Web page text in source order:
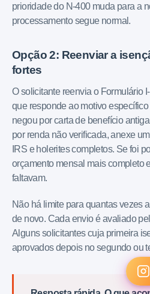
prioridade do N-400 muda para a
processamento segue normal.
Opção 2: Reenviar a
fortes
O solicitante reenvia o Formulário
que responde ao motivo
negou por carta de benefício
por renda não verificada, anexe
IRS e holerites completos. Se foi
orçamento mensal mais completo
faltavam.
Não há limite para quantas vezes
de novo. Cada envio é avaliado
Alguns solicitantes cuja primeira
aprovados depois no segundo ou